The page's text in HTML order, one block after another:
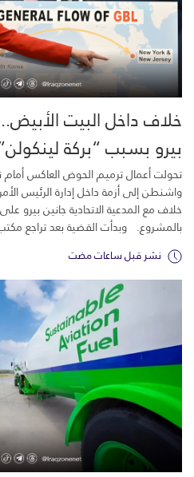
خلاف داخل البيت
بيرو بسبب “بركة
تحولت أعمال ترميم الحوض العاكس
واشنطن إلى أزمة داخل إدارة الرئيس
خلاف مع المدعية الاتحادية جانين بيرو
بالمشروع. وبدأت القضية بعد تراجع
نشر قبل ساعات مضت